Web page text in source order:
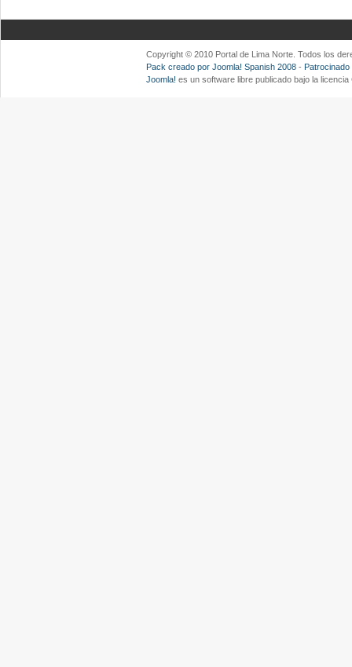
Copyright © 2010 Portal de Lima Norte. Todos los
Pack creado por Joomla! Spanish 2008 -
Joomla! es un software libre publicado bajo la licencia